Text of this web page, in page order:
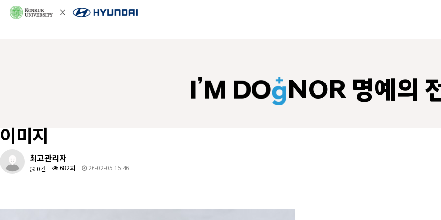
NOR 명예의
이미지
최고관리자
0건 682회 26-02-05 15:46